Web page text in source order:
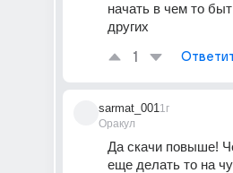
начать в чем то
других
1
sarmat_001
Оракул
1г
Да скачи повыше!
еще делать то на